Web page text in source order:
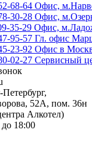
68-64 Офис,
30-28 Офис,
35-29 Офис,
95-57 Гл. офис
23-92 Офис в
02-27 Сервисный
52А, пом. 36н
Алкотел)
18:00